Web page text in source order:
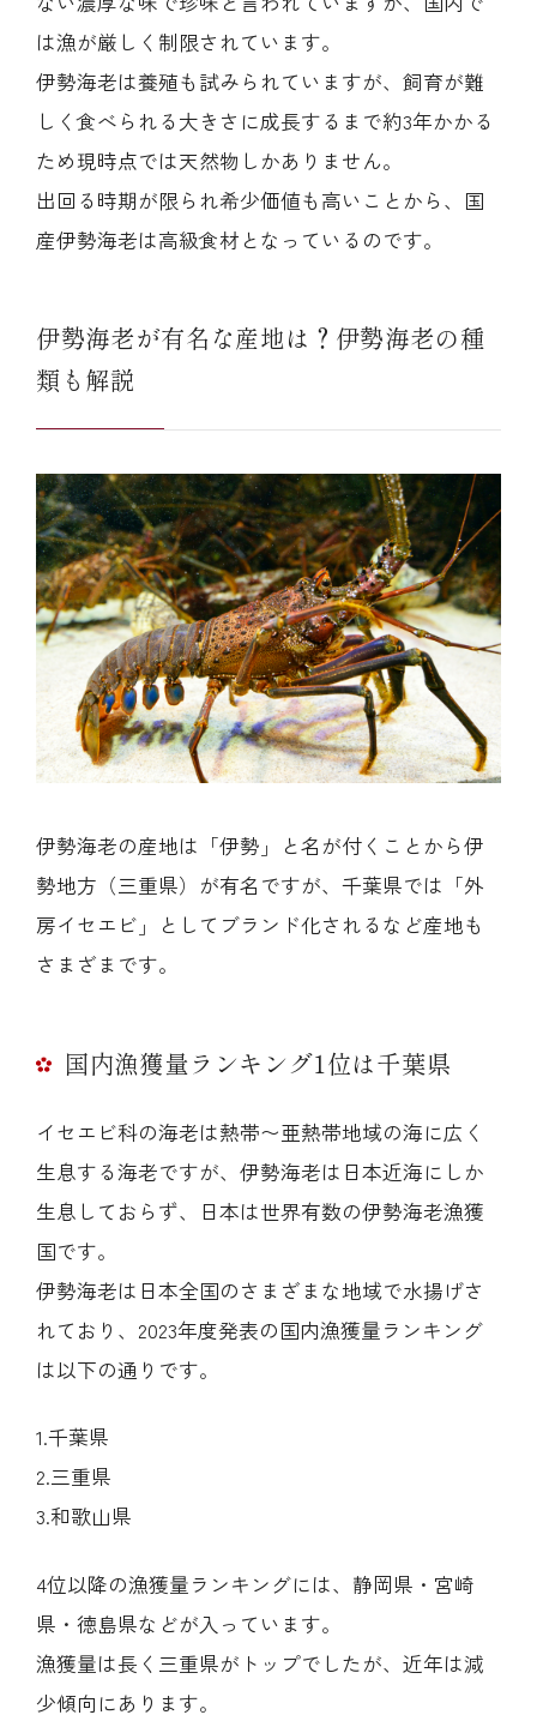
は漁が厳しく制限されています。
伊勢海老は養殖も試みられていますが、飼育が難
しく食べられる大きさに成長するまで約3年かかる
ため現時点では天然物しかありません。
出回る時期が限られ希少価値も高いことから、国
産伊勢海老は高級食材となっているのです。
伊勢海老が有名な産地は？伊勢海老の種
類も解説
伊勢海老の産地は「伊勢」と名が付くことから伊
勢地方（三重県）が有名ですが、千葉県では「外
房イセエビ」としてブランド化されるなど産地も
さまざまです。
国内漁獲量ランキング1位は千葉県
イセエビ科の海老は熱帯〜亜熱帯地域の海に広く
生息する海老ですが、伊勢海老は日本近海にしか
生息しておらず、日本は世界有数の伊勢海老漁獲
国です。
伊勢海老は日本全国のさまざまな地域で水揚げさ
れており、2023年度発表の国内漁獲量ランキング
は以下の通りです。
1.千葉県
2.三重県
3.和歌山県
4位以降の漁獲量ランキングには、静岡県・宮崎
県・徳島県などが入っています。
漁獲量は長く三重県がトップでしたが、近年は減
少傾向にあります。